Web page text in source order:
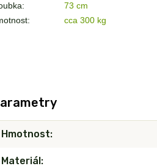
73 cm
cca 300 kg
Hmotnost
Materiál